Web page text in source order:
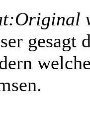
Original
gesagt